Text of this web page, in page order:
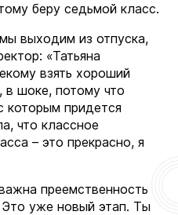
беру седьмой класс.
выходим из отпуска,
«Татьяна
взять хороший
в шоке, потому что
которым придется
что классное
– это прекрасно, я
преемственность
уже новый этап. Ты